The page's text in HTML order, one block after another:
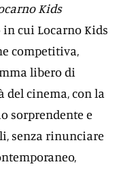
Kids
in cui Locarno Kids
competitiva,
libero di
cinema, con la
sorprendente e
senza rinunciare